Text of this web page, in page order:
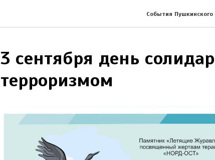
События Пушкинского
3 сентября день
терроризмом